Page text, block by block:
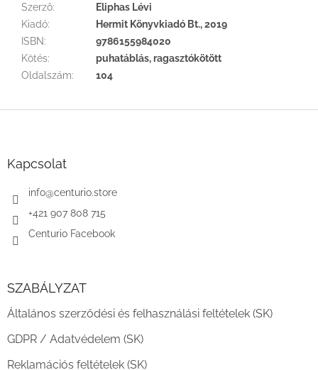
Szerző:
Eliphas Lévi
Kiadó:
Hermit Könyvkiadó Bt., 2019
ISBN:
9786155984020
Kötés:
puhatáblás, ragasztókötött
Oldalszám: 104
Kapcsolat
info@centurio.store
+421 907 808 715
Centurio Facebook
SZABÁLYZAT
Általános szerződési és felhasználási feltételek (SK)
GDPR / Adatvédelem (SK)
Reklamációs feltételek (SK)